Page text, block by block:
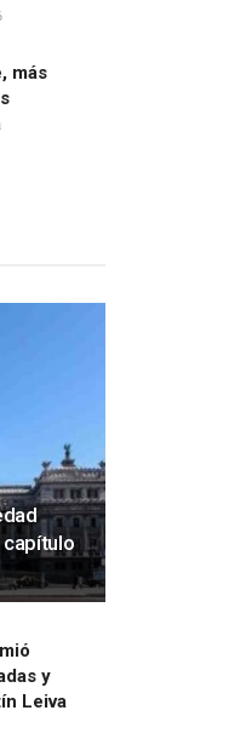
más
capítulo
y
Leiva